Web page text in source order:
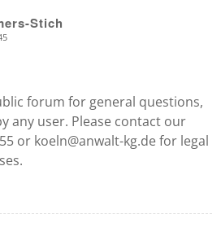
Stich
forum for general questions,
any user. Please contact our
or koeln@anwalt-kg.de for legal